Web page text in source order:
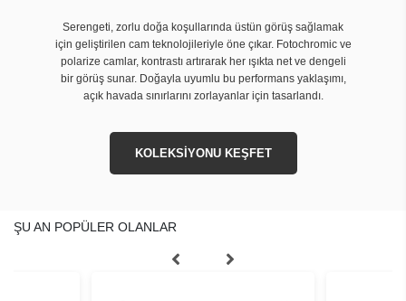
Serengeti, zorlu doğa koşullarında üstün görüş sağlamak
için geliştirilen cam teknolojileriyle öne çıkar. Fotochromic ve
polarize camlar, kontrastı artırarak her ışıkta net ve dengeli
bir görüş sunar. Doğayla uyumlu bu performans yaklaşımı,
açık havada sınırlarını zorlayanlar için tasarlandı.
KOLEKSİYONU KEŞFET
ŞU AN POPÜLER OLANLAR